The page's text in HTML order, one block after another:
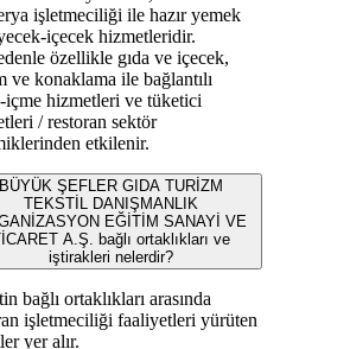
işletmeciliği ile hazır yemek
hizmetleridir.
özellikle gıda ve içecek,
ve konaklama ile bağlantılı
hizmetleri ve tüketici
/ restoran sektör
etkilenir.
BÜYÜK ŞEFLER GIDA TURİZM
TEKSTİL DANIŞMANLIK
EĞİTİM SANAYİ VE
A.Ş. bağlı ortaklıkları ve
iştirakleri nelerdir?
bağlı ortaklıkları arasında
işletmeciliği faaliyetleri yürüten
yer alır.